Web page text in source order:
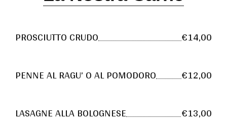
PROSCIUTTO CRUDO €14,00
PENNE AL RAGU’ O AL POMODORO €12,00
LASAGNE ALLA BOLOGNESE €13,00